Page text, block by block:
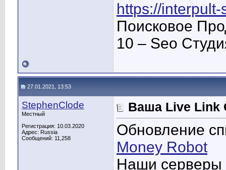
https://
Поисковое
10 – Seo
27.01.2021, 13:53
StephenClode
Местный
Регистрация: 10.03.2020
Адрес: Russia
Сообщений: 11,258
Ваша Live Link
Обновление
Money Robot
Наши серверы